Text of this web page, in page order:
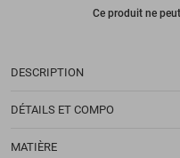
Ce produit ne
DESCRIPTION
DÉTAILS ET COMPO
MATIÈRE